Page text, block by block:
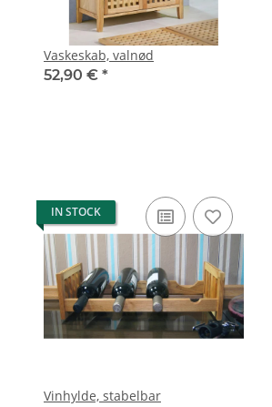
Vaskeskab, valnød
52,90 € *
IN STOCK
Vinhylde, stabelbar